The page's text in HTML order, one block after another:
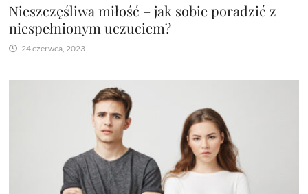
Nieszczęśliwa miłość – jak sobie poradzić z
niespełnionym uczuciem?
24 czerwca, 2023